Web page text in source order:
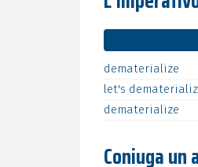
dematerialize
let's
dematerialize
Coniuga